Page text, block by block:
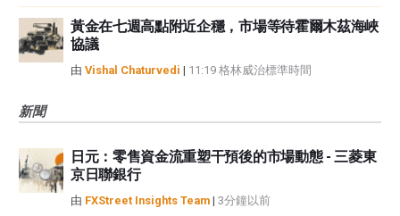
黃金在七週高點附近企穩，市場等待霍爾木茲海峽
協議
由 Vishal Chaturvedi | 11:19 格林威治標準時間
新聞
日元：零售資金流重塑干預後的市場動態 - 三菱東
京日聯銀行
由 FXStreet Insights Team | 3分鐘以前